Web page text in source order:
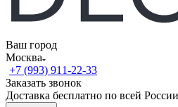
Ваш город
Москва
+7 (993) 911-22-33
Заказать звонок
Доставка бесплатно по всей России